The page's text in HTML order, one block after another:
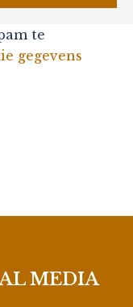
te
gegevens
MEDIA